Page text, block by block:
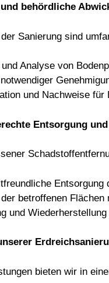
behördliche
Sanierung sind
und Analyse von
und Nachweise für
Entsorgung
betroffenen
und
bieten wir in